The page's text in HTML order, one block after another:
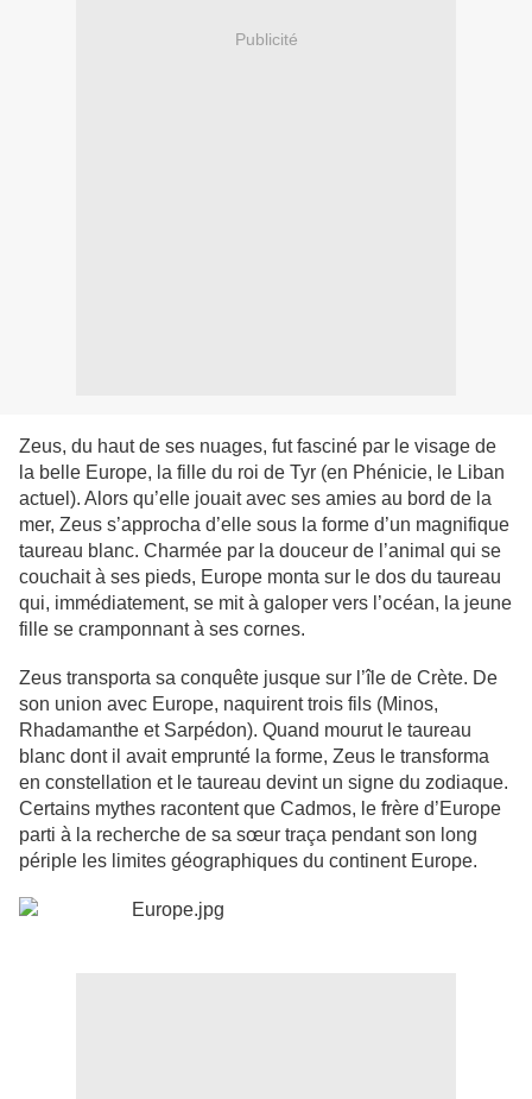
Publicité
Zeus, du haut de ses nuages, fut fasciné par le visage de
la belle Europe, la fille du roi de Tyr (en Phénicie, le Liban
actuel). Alors qu’elle jouait avec ses amies au bord de la
mer, Zeus s’approcha d’elle sous la forme d’un magnifique
taureau blanc. Charmée par la douceur de l’animal qui se
couchait à ses pieds, Europe monta sur le dos du taureau
qui, immédiatement, se mit à galoper vers l’océan, la jeune
fille se cramponnant à ses cornes.
Zeus transporta sa conquête jusque sur l’île de Crète. De
son union avec Europe, naquirent trois fils (Minos,
Rhadamanthe et Sarpédon). Quand mourut le taureau
blanc dont il avait emprunté la forme, Zeus le transforma
en constellation et le taureau devint un signe du zodiaque.
Certains mythes racontent que Cadmos, le frère d’Europe
parti à la recherche de sa sœur traça pendant son long
périple les limites géographiques du continent Europe.